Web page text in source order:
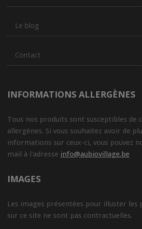
Le blog
Contact
INFORMATIONS ALLERGÈNES
Tous nos produits sont susceptibles de
allergènes. Si vous souhaitez avoir de
informations sur ceux-ci, vous pouvez
mail à l'adresse info@aubiovillage.be
IMAGES
Les images présentées pour illuster les
sur ce site ne sont pas contractuelles.